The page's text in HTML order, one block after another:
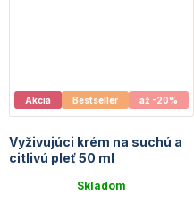
Akcia Bestseller až -20%
Vyživujúci krém na suchú a
citlivú pleť 50 ml
Skladom